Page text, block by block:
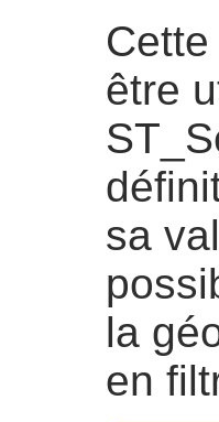
être
sa
la
en